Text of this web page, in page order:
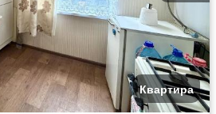
Квартира